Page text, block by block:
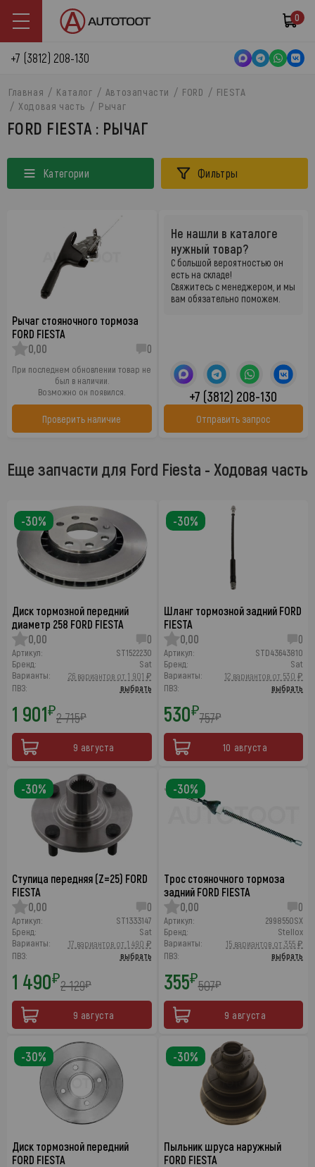
0
+7 (3812) 208-130
Главная Каталог Автозапчасти FORD
FIESTA
Ходовая часть
Рычаг
FORD FIESTA : РЫЧАГ
Категории Фильтры
Рычаг стояночного тормоза
FORD FIESTA
0,00
0
При последнем обновлении товар не
был в наличии.
Возможно он появился.
Проверить наличие
Не нашли в каталоге
нужный товар?
С большой вероятностью он
есть на складе!
Свяжитесь с менеджером, и мы
вам обязательно поможем.
+7 (3812) 208-130
Отправить запрос
Еще запчасти для Ford Fiesta - Ходовая часть
Диск тормозной передний
диаметр 258 FORD FIESTA
0,00
0
Артикул:
ST1522230
Бренд:
Sat
Варианты:
26 вариантов от 1 901 ₽
ПВЗ:
выбрать
1 901₽2 715₽
9 августа
-30%
Шланг тормозной задний FORD
FIESTA
0,00
0
Артикул:
STD43643810
Бренд:
Sat
Варианты:
12 вариантов от 530 ₽
ПВЗ:
выбрать
530₽757₽
10 августа
-30%
Ступица передняя (Z=25) FORD
FIESTA
0,00
0
Артикул:
ST1333147
Бренд:
Sat
Варианты:
17 вариантов от 1 490 ₽
ПВЗ:
выбрать
1 490₽2 129₽
9 августа
-30%
Трос стояночного тормоза
задний FORD FIESTA
0,00
0
Артикул:
2998550SX
Бренд:
Stellox
Варианты:
15 вариантов от 355 ₽
ПВЗ:
выбрать
355₽507₽
9 августа
-30%
Диск тормозной передний
FORD FIESTA
-30%
Пыльник шруса наружный
FORD FIESTA
-30%